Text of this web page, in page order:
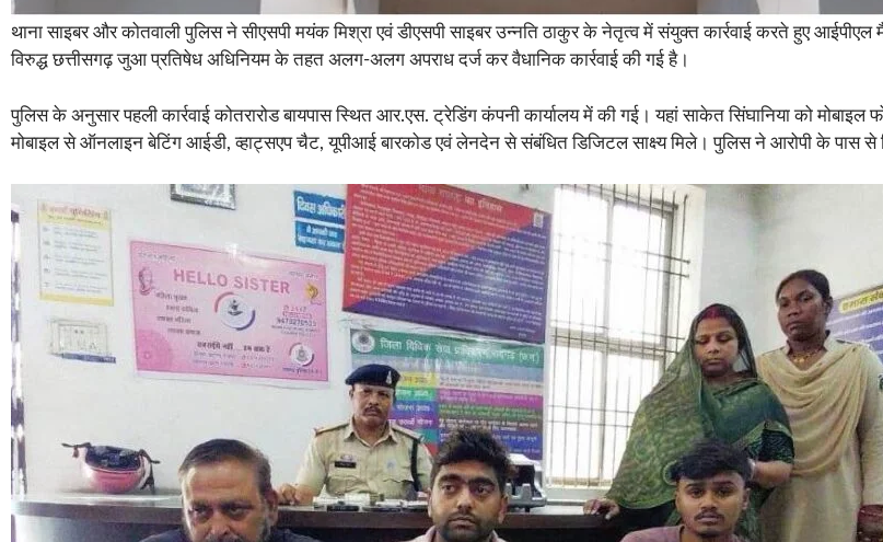
थाना साइबर और कोतवाली पुलिस ने सीएसपी मयंक मिश्रा एवं डीएसपी साइबर उन्नति ठाकुर के नेतृत्व में संयुक्त कार्रवाई करते हुए
विरुद्ध छत्तीसगढ़ जुआ प्रतिषेध अधिनियम के तहत अलग-अलग अपराध दर्ज कर वैधानिक कार्रवाई की गई है।
पुलिस के अनुसार पहली कार्रवाई कोतरारोड बायपास स्थित आर.एस. ट्रेडिंग कंपनी कार्यालय में की गई। यहां साकेत सिंघानिया को
मोबाइल से ऑनलाइन बेटिंग आईडी, व्हाट्सएप चैट, यूपीआई बारकोड एवं लेनदेन से संबंधित डिजिटल साक्ष्य मिले। पुलिस ने आरोपी के पास से